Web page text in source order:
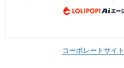
コーポレートサイト